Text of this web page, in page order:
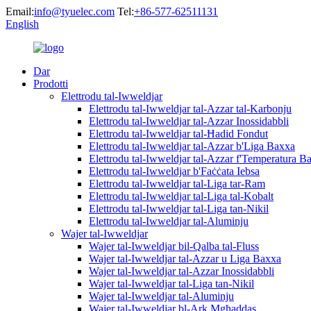
Email:info@tyuelec.com Tel:+86-577-62511131
English
Dar
Prodotti
Elettrodu tal-Iwweldjar
Elettrodu tal-Iwweldjar tal-Azzar tal-Karbonju
Elettrodu tal-Iwweldjar tal-Azzar Inossidabbli
Elettrodu tal-Iwweldjar tal-Ħadid Fondut
Elettrodu tal-Iwweldjar tal-Azzar b'Liga Baxxa
Elettrodu tal-Iwweldjar tal-Azzar f'Temperatura
Elettrodu tal-Iwweldjar b'Faċċata Iebsa
Elettrodu tal-Iwweldjar tal-Liga tar-Ram
Elettrodu tal-Iwweldjar tal-Liga tal-Kobalt
Elettrodu tal-Iwweldjar tal-Liga tan-Nikil
Elettrodu tal-Iwweldjar tal-Aluminju
Wajer tal-Iwweldjar
Wajer tal-Iwweldjar bil-Qalba tal-Fluss
Wajer tal-Iwweldjar tal-Azzar u Liga Baxxa
Wajer tal-Iwweldjar tal-Azzar Inossidabbli
Wajer tal-Iwweldjar tal-Liga tan-Nikil
Wajer tal-Iwweldjar tal-Aluminju
Wajer tal-Iwweldjar bl-Ark Mgħaddas